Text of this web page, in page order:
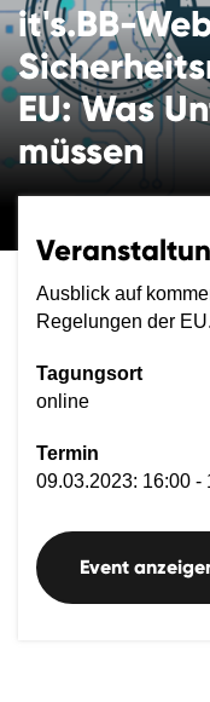
it's.BB-
EU: Was
müssen
Ausblick auf
Regelungen der EU.
Tagungsort
online
Termin
09.03.2023: 16:00 -
Event